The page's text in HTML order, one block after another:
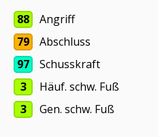
88
Angriff
79
Abschluss
97
Schusskraft
3
Häuf. schw. Fuß
3
Gen. schw. Fuß